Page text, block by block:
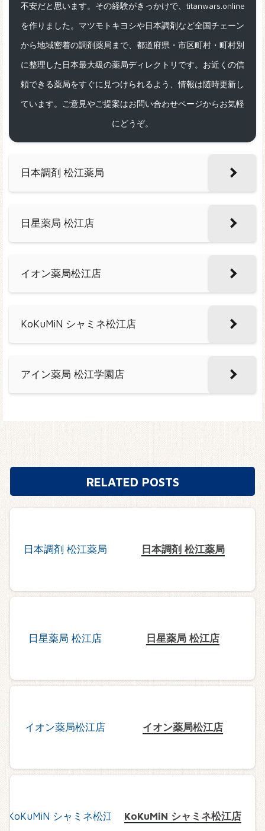
不安だと思います。その経験がきっかけで、titanwars.online
を作りました。マツモトキヨシや日本調剤など全国チェーン
から地域密着の調剤薬局まで、都道府県・市区町村・町村別
に整理した日本最大級の薬局ディレクトリです。お近くの信
頼できる薬局をすぐに見つけられるよう、情報は随時更新し
ています。ご意見やご提案はお問い合わせページからお気軽
にどうぞ。
日本調剤 松江薬局
日星薬局 松江店
イオン薬局松江店
KoKuMiN シャミネ松江店
アイン薬局 松江学園店
RELATED POSTS
日本調剤 松江薬局
日星薬局 松江店
イオン薬局松江店
KoKuMiN シャミネ松江店